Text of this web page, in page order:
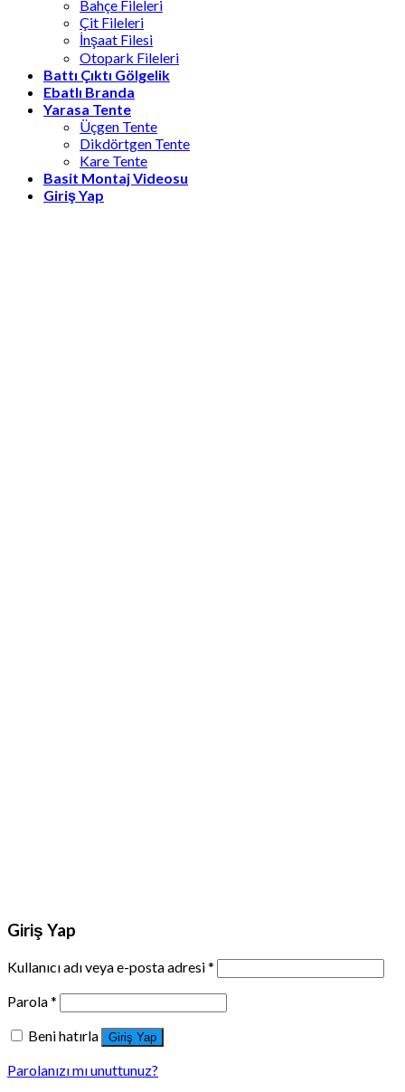
Bahçe Fileleri
Çit Fileleri
İnşaat Filesi
Otopark Fileleri
Battı Çıktı Gölgelik
Ebatlı Branda
Yarasa Tente
Üçgen Tente
Dikdörtgen Tente
Kare Tente
Basit Montaj Videosu
Giriş Yap
Giriş Yap
Kullanıcı adı veya e-posta adresi*
Parola*
Beni hatırla
Giriş Yap
Parolanızı mı unuttunuz?